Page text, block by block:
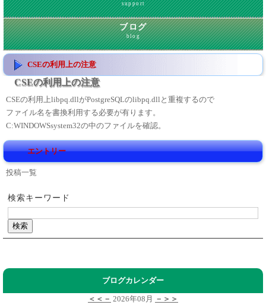
support
ブログ
blog
CSEの利用上の注意
CSEの利用上の注意
CSEの利用上libpq.dllがPostgreSQLのlibpq.dllと重複するので
ファイル名を書換利用する必要が有ります。
C:WINDOWSsystem32の中のファイルを確認。
エントリー
投稿一覧
検索キーワード
ブログカレンダー
＜＜－ 2026年08月 －＞＞